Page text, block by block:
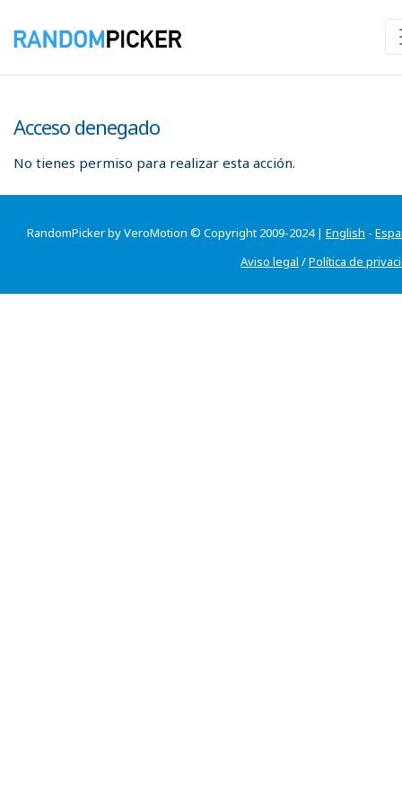
Acceso denegado
No tienes permiso para realizar esta acción.
RandomPicker by VeroMotion © Copyright 2009-2024 | English -
Aviso legal /Política de